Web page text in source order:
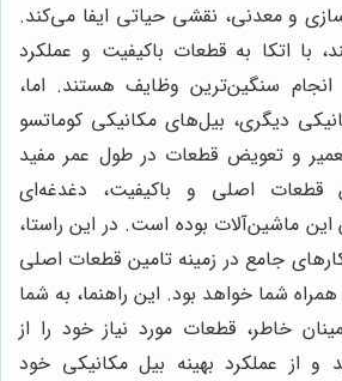
و معدنی، نقشی حیاتی ایفا می‌کند.
با اتکا به قطعات باکیفیت و عملکرد
سنگین‌ترین وظایف هستند. اما،
دیگری، بیل‌های مکانیکی کوماتسو
تعمیر و تعویض قطعات در طول عمر مفید
قطعات اصلی و باکیفیت، دغدغه‌ای
ماشین‌آلات بوده است. در این راستا،
جامع در زمینه تامین قطعات اصلی
شما خواهد بود. این راهنما، به شما
خاطر، قطعات مورد نیاز خود را از
و از عملکرد بهینه بیل مکانیکی خود